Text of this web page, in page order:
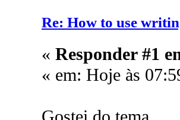
Re: How to use
« Responder #1
« em: Hoje às